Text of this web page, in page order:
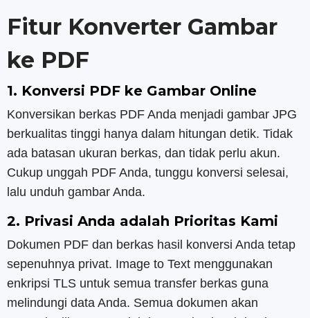
Fitur Konverter Gambar
ke PDF
1. Konversi PDF ke Gambar Online
Konversikan berkas PDF Anda menjadi gambar JPG
berkualitas tinggi hanya dalam hitungan detik. Tidak
ada batasan ukuran berkas, dan tidak perlu akun.
Cukup unggah PDF Anda, tunggu konversi selesai,
lalu unduh gambar Anda.
2. Privasi Anda adalah Prioritas Kami
Dokumen PDF dan berkas hasil konversi Anda tetap
sepenuhnya privat. Image to Text menggunakan
enkripsi TLS untuk semua transfer berkas guna
melindungi data Anda. Semua dokumen akan